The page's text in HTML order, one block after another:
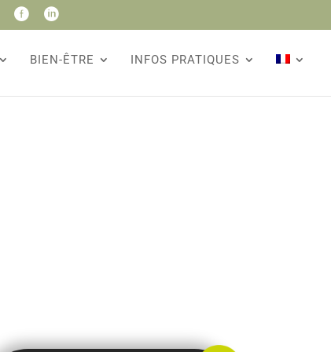
 
BIEN-ÊTRE INFOS PRATIQUES